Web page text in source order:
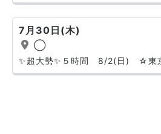
7月30日(木)
◯
✨超大勢✨５時間 8/2(日) ☆東